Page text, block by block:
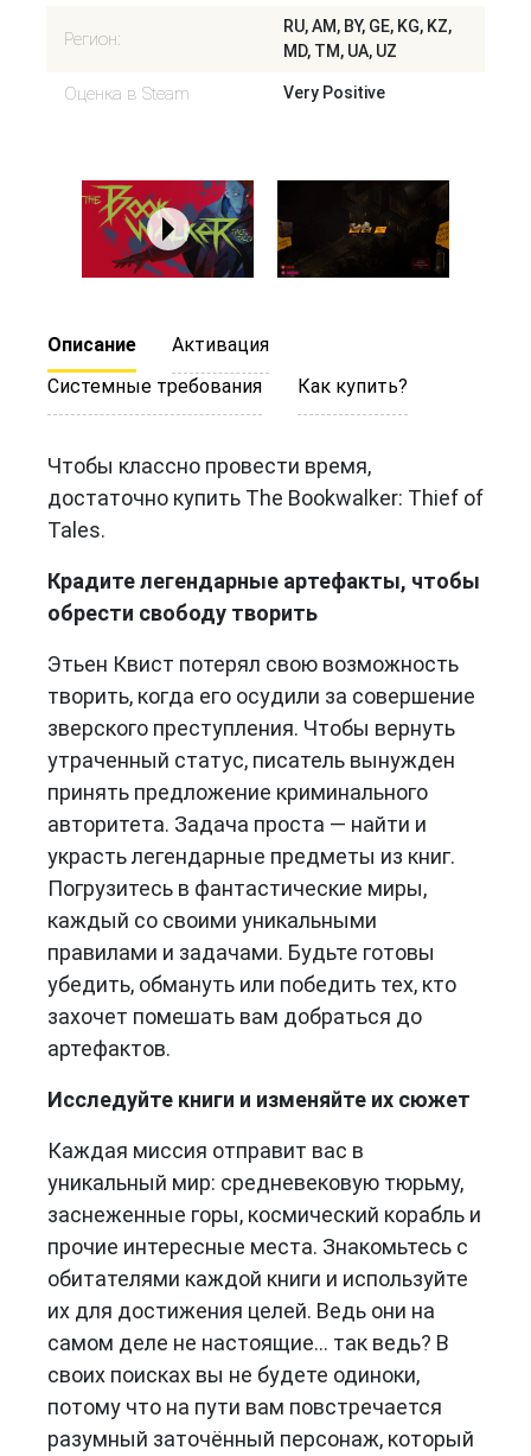
Регион:
RU, AM, BY, GE, KG, KZ,
MD, TM, UA, UZ
Оценка в Steam Very Positive
Описание
Активация
Системные требования
Как купить?
Чтобы классно провести время,
достаточно купить The Bookwalker: Thief of
Tales.
Крадите легендарные артефакты, чтобы
обрести свободу творить
Этьен Квист потерял свою возможность
творить, когда его осудили за совершение
зверского преступления. Чтобы вернуть
утраченный статус, писатель вынужден
принять предложение криминального
авторитета. Задача проста — найти и
украсть легендарные предметы из книг.
Погрузитесь в фантастические миры,
каждый со своими уникальными
правилами и задачами. Будьте готовы
убедить, обмануть или победить тех, кто
захочет помешать вам добраться до
артефактов.
Исследуйте книги и изменяйте их сюжет
Каждая миссия отправит вас в
уникальный мир: средневековую тюрьму,
заснеженные горы, космический корабль и
прочие интересные места. Знакомьтесь с
обитателями каждой книги и используйте
их для достижения целей. Ведь они на
самом деле не настоящие... так ведь? В
своих поисках вы не будете одиноки,
потому что на пути вам повстречается
разумный заточённый персонаж, который